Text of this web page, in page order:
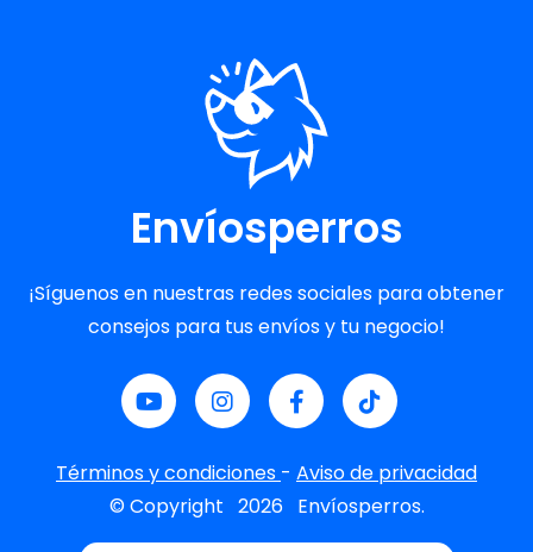
Envíosperros
¡Síguenos en nuestras redes sociales para obtener
consejos para tus envíos y tu negocio!
Términos y condiciones - Aviso de privacidad
© Copyright 2026 Envíosperros.